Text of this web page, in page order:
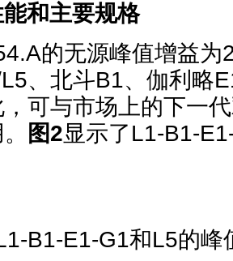
和主要规格
的无源峰值增益为
、北斗B1、伽利略
可与市场上的下一
图2显示了L1-B1-
B1-E1-G1和L5的峰